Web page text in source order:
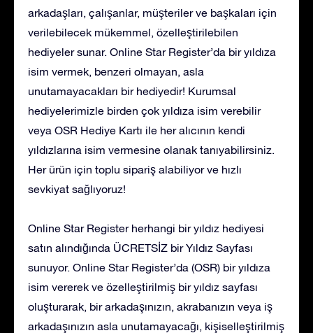
arkadaşları, çalışanlar, müşteriler ve başkaları için
verilebilecek mükemmel, özelleştirilebilen
hediyeler sunar. Online Star Register’da bir yıldıza
isim vermek, benzeri olmayan, asla
unutamayacakları bir hediyedir! Kurumsal
hediyelerimizle birden çok yıldıza isim verebilir
veya OSR Hediye Kartı ile her alıcının kendi
yıldızlarına isim vermesine olanak tanıyabilirsiniz.
Her ürün için toplu sipariş alabiliyor ve hızlı
sevkiyat sağlıyoruz!
Online Star Register herhangi bir yıldız hediyesi
satın alındığında ÜCRETSİZ bir Yıldız Sayfası
sunuyor. Online Star Register’da (OSR) bir yıldıza
isim vererek ve özelleştirilmiş bir yıldız sayfası
oluşturarak, bir arkadaşınızın, akrabanızın veya iş
arkadaşınızın asla unutamayacağı, kişiselleştirilmiş